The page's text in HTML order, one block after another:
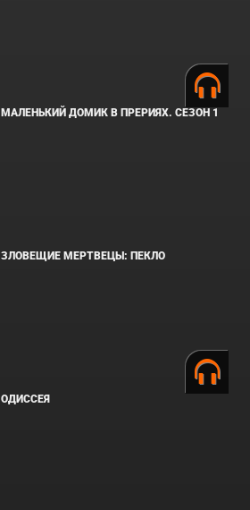
МАЛЕНЬКИЙ ДОМИК В ПРЕРИЯХ. СЕЗОН 1
ЗЛОВЕЩИЕ МЕРТВЕЦЫ: ПЕКЛО
ОДИССЕЯ